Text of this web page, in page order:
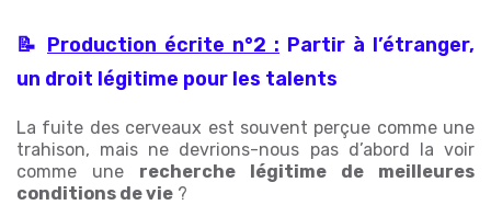
📝 Production écrite n°2 : Partir à l’étranger,
un droit légitime pour les talents
La fuite des cerveaux est souvent perçue comme une
trahison, mais ne devrions-nous pas d’abord la voir
comme une recherche légitime de meilleures
conditions de vie ?